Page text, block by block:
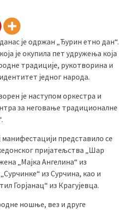
је одржан „Ђурин етно дан“.
је окупила пет удружења која
традиције, рукотворина и
једног народа.
је наступом оркестра и
за неговање традиционалне
манифестацији представило се
пријатељства „Шар
„Мајка Ангелина“ из
из Сурчина, као и
Горјанац“ из Крагујевца.
ношње, вез и друге